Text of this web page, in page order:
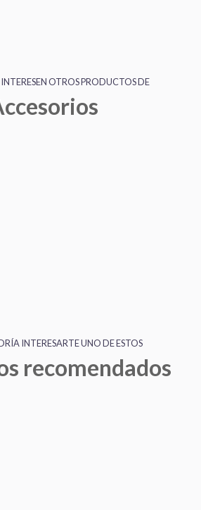
OTROS PRODUCTOS DE
INTERESARTE UNO DE ESTOS
recomendados